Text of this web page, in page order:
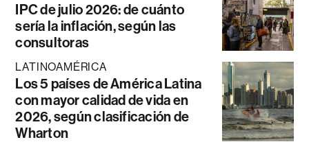
IPC de julio 2026: de cuánto
sería la inflación, según las
consultoras
LATINOAMÉRICA
Los 5 países de América Latina
con mayor calidad de vida en
2026, según clasificación de
Wharton